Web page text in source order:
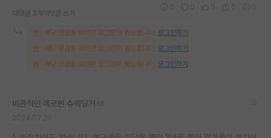
대댓글 3개 대댓글 쓰기
해당 댓글을 보려면 로그인이 필요합니다. 로그인하기
해당 댓글을 보려면 로그인이 필요합니다. 로그인하기
해당 댓글을 보려면 로그인이 필요합니다. 로그인하기
비관적인 에르빈 슈뢰딩거